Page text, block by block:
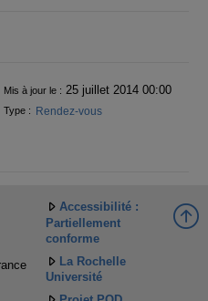
Mis à jour le : 25 juillet 2014 00:00
Type : Rendez-vous
Accessibilité :
Partiellement
conforme
La Rochelle
Université